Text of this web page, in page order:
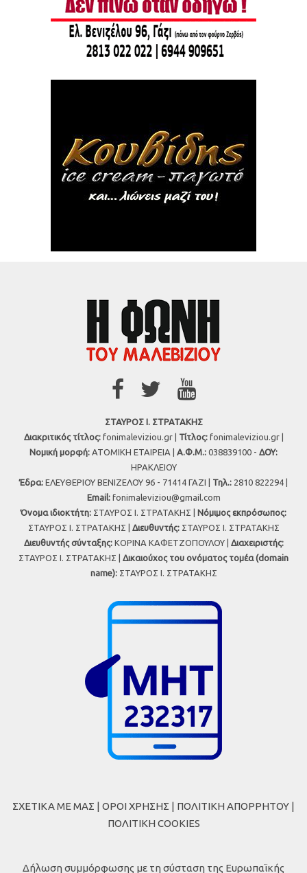
ΣΤΑΥΡΟΣ Ι. ΣΤΡΑΤΑΚΗΣ
Διακριτικός τίτλος:fonimaleviziou.gr | Τίτλος:fonimaleviziou.gr |
Νομική μορφή: ΑΤΟΜΙΚΗ ΕΤΑΙΡΕΙΑ | Α.Φ.Μ.: 038839100 - ΔΟΥ:
ΗΡΑΚΛΕΙΟΥ
Έδρα: ΕΛΕΥΘΕΡΙΟΥ ΒΕΝΙΖΕΛΟΥ 96 - 71414 ΓΑΖΙ | Τηλ.: 2810 822294 |
Εmail: fonimaleviziou@gmail.com
Όνομα ιδιοκτήτη: ΣΤΑΥΡΟΣ Ι. ΣΤΡΑΤΑΚΗΣ | Νόμιμος εκπρόσωπος:
ΣΤΑΥΡΟΣ Ι. ΣΤΡΑΤΑΚΗΣ | Διευθυντής:ΣΤΑΥΡΟΣ Ι. ΣΤΡΑΤΑΚΗΣ
Διευθυντής σύνταξης:ΚΟΡΙΝΑ ΚΑΦΕΤΖΟΠΟΥΛΟΥ | Διαχειριστής:
ΣΤΑΥΡΟΣ Ι. ΣΤΡΑΤΑΚΗΣ | Δικαιούχος του ονόματος τομέα (domain
name):ΣΤΑΥΡΟΣ Ι. ΣΤΡΑΤΑΚΗΣ
ΣΧΕΤΙΚΑ ΜΕ ΜΑΣ | ΟΡΟΙ ΧΡΗΣΗΣ | ΠΟΛΙΤΙΚΗ ΑΠΟΡΡΗΤΟΥ |
ΠΟΛΙΤΙΚΗ COOKIES
Δήλωση συμμόρφωσης με τη σύσταση της Ευρωπαϊκής